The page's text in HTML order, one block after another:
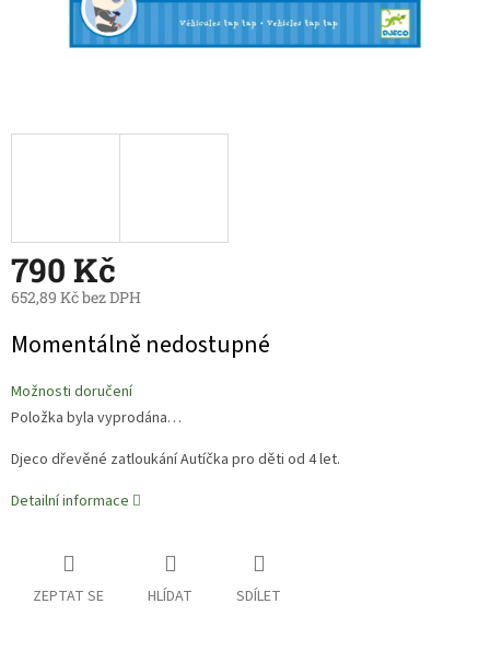
790 Kč
652,89 Kč bez DPH
cena:
Momentálně nedostupné
Možnosti doručení
Položka byla vyprodána…
Djeco dřevěné zatloukání Autíčka pro děti od 4 let.
Detailní informace
ZEPTAT SE HLÍDAT SDÍLET